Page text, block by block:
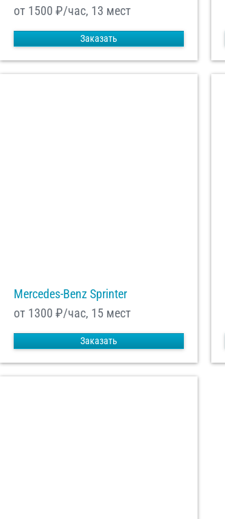
от 1500 ₽/час, 13 мест
Заказать
Mercedes-Benz Sprinter
от 1300 ₽/час, 15 мест
Заказать